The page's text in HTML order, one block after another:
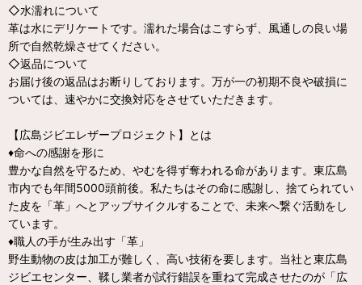
◇水濡れについて
革は水にデリケートです。濡れた場合はこすらず、風通しの良い場
所で自然乾燥させてください。
◇返品について
お届け後の返品はお断りしております。万が一の初期不良や破損に
ついては、速やかに交換対応をさせていただきます。
【広島ジビエレザープロジェクト】とは
♦命への感謝を形に
豊かな自然を守るため、やむを得ず奪われる命があります。東広島
市内でも年間5000頭前後。私たちはその命に感謝し、捨てられてい
た皮を「革」へとアップサイクルすることで、未来へ繋ぐ活動をし
ています。
♦職人の手が生み出す「革」
野生動物の皮は加工が難しく、高い技術を要します。当社と東広島
ジビエセンター、鞣し業者が試行錯誤を重ねて完成させたのが「広